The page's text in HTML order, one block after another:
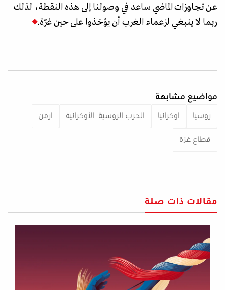
عن تجاوزات الماضي ساعد في وصولنا إلى هذه النقطة، لذلك
ربما لا ينبغي لزعماء الغرب أن يؤخذوا على حين غرّة.
مواضيع مشابهة
روسيا اوكرانيا الحرب الروسية- الأوكرانية ارمن
قطاع غزة
مقالات ذات صلة